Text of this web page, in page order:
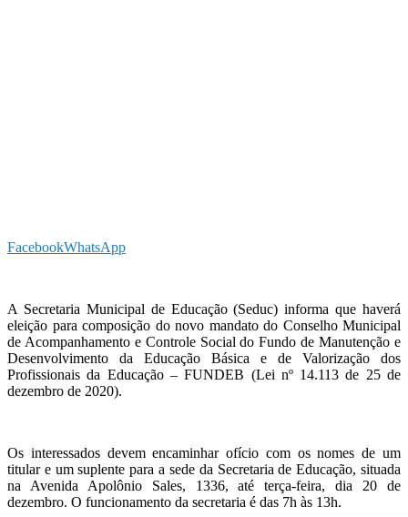
FacebookWhatsApp
A Secretaria Municipal de Educação (Seduc) informa que haverá
eleição para composição do novo mandato do Conselho Municipal
de Acompanhamento e Controle Social do Fundo de Manutenção e
Desenvolvimento da Educação Básica e de Valorização dos
Profissionais da Educação – FUNDEB (Lei nº 14.113 de 25 de
dezembro de 2020).
Os interessados devem encaminhar ofício com os nomes de um
titular e um suplente para a sede da Secretaria de Educação, situada
na Avenida Apolônio Sales, 1336, até terça-feira, dia 20 de
dezembro. O funcionamento da secretaria é das 7h às 13h.